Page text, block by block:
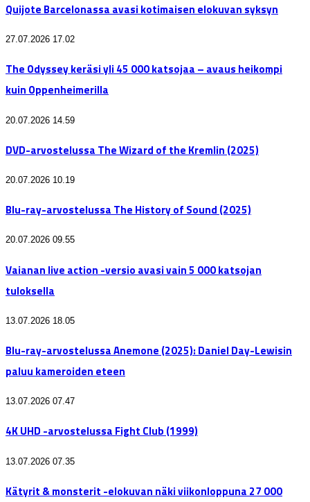
Quijote Barcelonassa avasi kotimaisen elokuvan syksyn
27.07.2026 17.02
The Odyssey keräsi yli 45 000 katsojaa – avaus heikompi
kuin Oppenheimerilla
20.07.2026 14.59
DVD-arvostelussa The Wizard of the Kremlin (2025)
20.07.2026 10.19
Blu-ray-arvostelussa The History of Sound (2025)
20.07.2026 09.55
Vaianan live action -versio avasi vain 5 000 katsojan
tuloksella
13.07.2026 18.05
Blu-ray-arvostelussa Anemone (2025): Daniel Day-Lewisin
paluu kameroiden eteen
13.07.2026 07.47
4K UHD -arvostelussa Fight Club (1999)
13.07.2026 07.35
Kätyrit & monsterit -elokuvan näki viikonloppuna 27 000